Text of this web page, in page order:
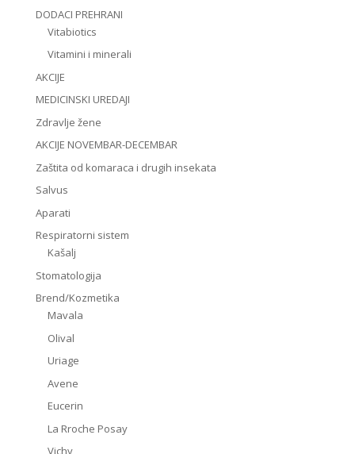
DODACI PREHRANI
Vitabiotics
Vitamini i minerali
AKCIJE
MEDICINSKI UREDAJI
Zdravlje žene
AKCIJE NOVEMBAR-DECEMBAR
Zaštita od komaraca i drugih insekata
Salvus
Aparati
Respiratorni sistem
Kašalj
Stomatologija
Brend/Kozmetika
Mavala
Olival
Uriage
Avene
Eucerin
La Rroche Posay
Vichy